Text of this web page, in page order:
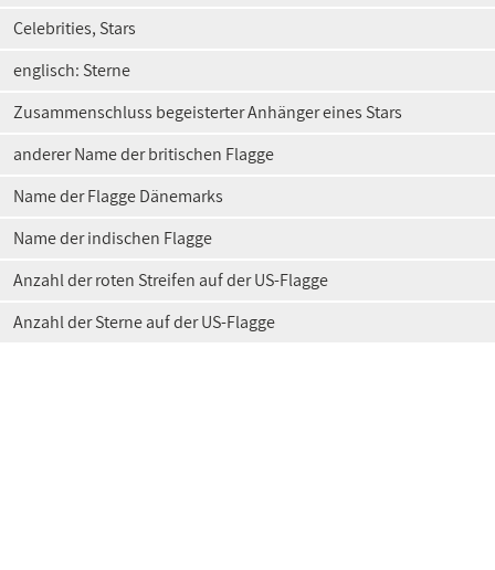
Celebrities, Stars
englisch: Sterne
Zusammenschluss begeisterter Anhänger eines Stars
anderer Name der britischen Flagge
Name der Flagge Dänemarks
Name der indischen Flagge
Anzahl der roten Streifen auf der US-Flagge
Anzahl der Sterne auf der US-Flagge